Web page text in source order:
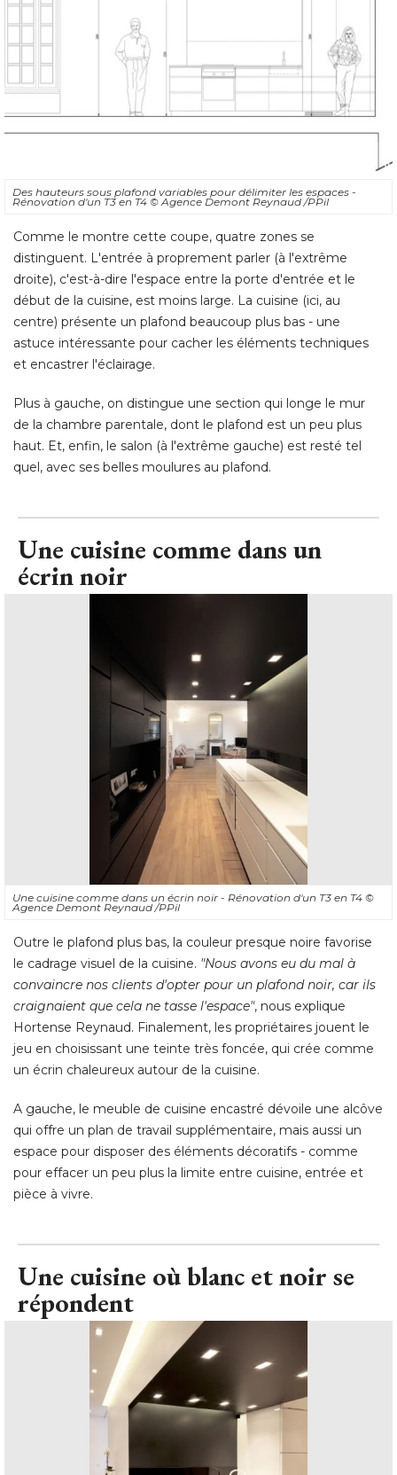
Des hauteurs sous plafond variables pour délimiter les espaces -
Rénovation d'un T3 en T4 © Agence Demont Reynaud /PPil
Comme le montre cette coupe, quatre zones se
distinguent. L'entrée à proprement parler (à l'extrême
droite), c'est-à-dire l'espace entre la porte d'entrée et le
début de la cuisine, est moins large. La cuisine (ici, au
centre) présente un plafond beaucoup plus bas - une
astuce intéressante pour cacher les éléments techniques
et encastrer l'éclairage.
Plus à gauche, on distingue une section qui longe le mur
de la chambre parentale, dont le plafond est un peu plus
haut. Et, enfin, le salon (à l'extrême gauche) est resté tel
quel, avec ses belles moulures au plafond.
Une cuisine comme dans un
écrin noir
Une cuisine comme dans un écrin noir - Rénovation d'un T3 en T4 ©
Agence Demont Reynaud /PPil
Outre le plafond plus bas, la couleur presque noire favorise
le cadrage visuel de la cuisine. "Nous avons eu du mal à
convaincre nos clients d'opter pour un plafond noir, car ils
craignaient que cela ne tasse l'espace", nous explique
Hortense Reynaud. Finalement, les propriétaires jouent le
jeu en choisissant une teinte très foncée, qui crée comme
un écrin chaleureux autour de la cuisine.
A gauche, le meuble de cuisine encastré dévoile une alcôve
qui offre un plan de travail supplémentaire, mais aussi un
espace pour disposer des éléments décoratifs - comme
pour effacer un peu plus la limite entre cuisine, entrée et
pièce à vivre.
Une cuisine où blanc et noir se
répondent